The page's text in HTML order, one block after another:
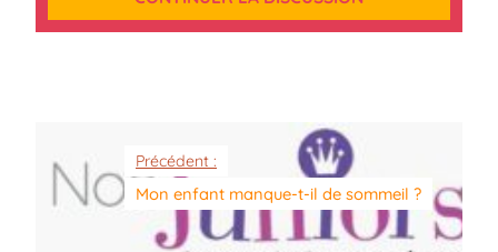
Précédent :
Mon enfant manque-t-il de sommeil ?